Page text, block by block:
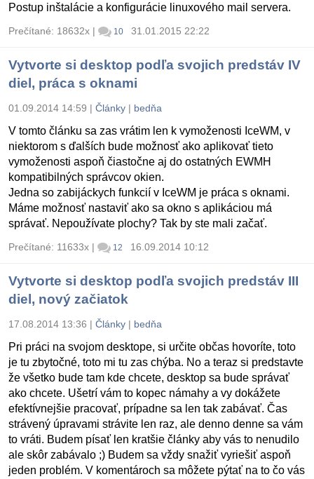
Postup inštalácie a konfigurácie linuxového mail servera.
Prečítané: 18632x | 10 31.01.2015 22:22
Vytvorte si desktop podľa svojich predstáv IV
diel, práca s oknami
01.09.2014 14:59 | Články | bedňa
V tomto článku sa zas vrátim len k vymoženosti IceWM, v
niektorom s ďalších bude možnosť ako aplikovať tieto
vymoženosti aspoň čiastočne aj do ostatných EWMH
kompatibilných správcov okien.
Jedna so zabijáckych funkcií v IceWM je práca s oknami.
Máme možnosť nastaviť ako sa okno s aplikáciou má
správať. Nepoužívate plochy? Tak by ste mali začať.
Prečítané: 11633x | 12 16.09.2014 10:12
Vytvorte si desktop podľa svojich predstáv III
diel, nový začiatok
17.08.2014 13:36 | Články | bedňa
Pri práci na svojom desktope, si určite občas hovoríte, toto
je tu zbytočné, toto mi tu zas chýba. No a teraz si predstavte
že všetko bude tam kde chcete, desktop sa bude správať
ako chcete. Ušetrí vám to kopec námahy a vy dokážete
efektívnejšie pracovať, prípadne sa len tak zabávať. Čas
strávený úpravami strávite len raz, ale denno denne sa vám
to vráti. Budem písať len kratšie články aby vás to nenudilo
ale skôr zabávalo ;) Budem sa vždy snažiť vyriešiť aspoň
jeden problém. V komentároch sa môžete pýtať na to čo vás